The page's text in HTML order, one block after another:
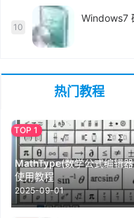
10
热门教程
MathType(数学公式编辑
使用教程
2025-09-01